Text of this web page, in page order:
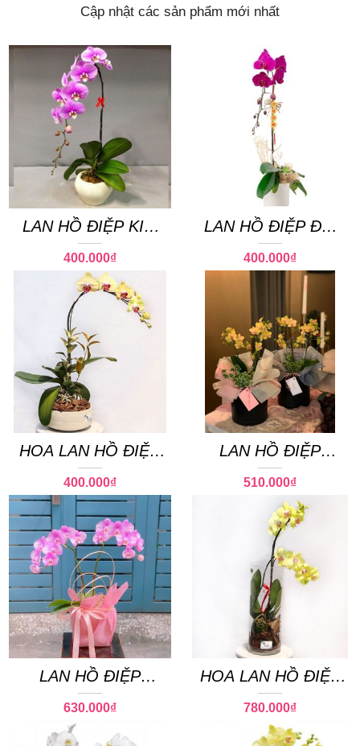
Cập nhật các sản phẩm mới nhất
LAN HỒ ĐIỆP KIM
PHÚ QUÝ
400.000₫
LAN HỒ ĐIỆP ĐẠI
CÁT
400.000₫
HOA LAN HỒ ĐIỆP
23
400.000₫
LAN HỒ ĐIỆP
THÀNH ĐẠT
510.000₫
LAN HỒ ĐIỆP
THANH NHÃ
630.000₫
HOA LAN HỒ ĐIỆP
24
780.000₫